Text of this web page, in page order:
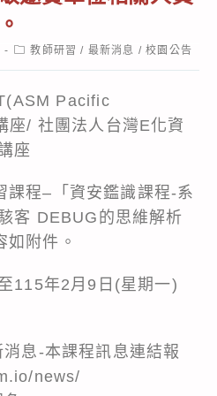
Post教師研習 / 最新消息 / 校園公告
Pacific
座/ 社團法人台灣E化資
座
課程–「資安鑑識課程-系
客 DEBUG的思維解析
如附件。
115年2月9日(星期一)
息-本課程訊息連結報
news/